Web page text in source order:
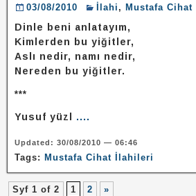
03/08/2010 İlahi , Mustafa Cihat
Dinle beni anlatayım,
Kimlerden bu yiğitler,
Aslı nedir, namı nedir,
Nereden bu yiğitler.
***
Yusuf yüzl ....
Updated: 30/08/2010 — 06:46
Tags: Mustafa Cihat İlahileri
Syf 1 of 2 1 2 »